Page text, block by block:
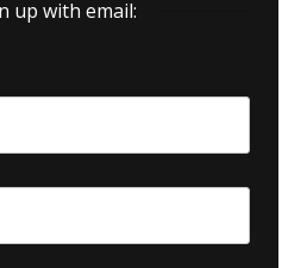
up with email: